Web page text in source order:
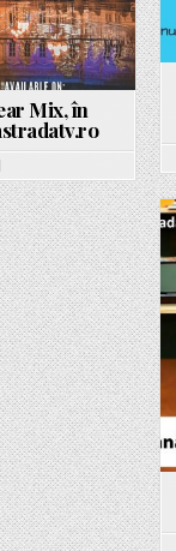
Mix, în